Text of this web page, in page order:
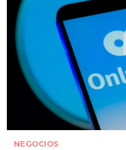
NEGOCIOS